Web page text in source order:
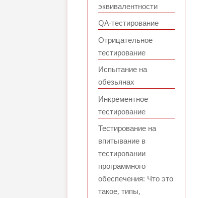
эквивалентности
QA-тестирование
Отрицательное
тестирование
Испытание на
обезьянах
Инкрементное
тестирование
Тестирование на
впитывание в
тестировании
программного
обеспечения: Что это
такое, типы,